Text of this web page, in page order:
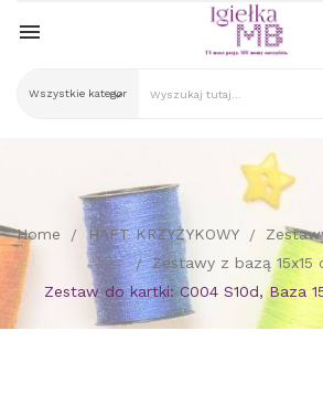

Home HAFT KRZYŻYKOWY
Zestawy z bazą 15x15
Zestaw do kartki: C004 S10d, Baza